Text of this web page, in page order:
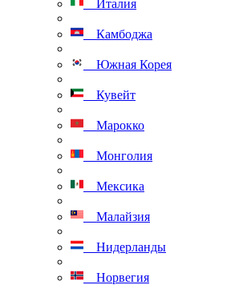
Италия
Камбоджа
Южная Корея
Кувейт
Марокко
Монголия
Мексика
Малайзия
Нидерланды
Норвегия